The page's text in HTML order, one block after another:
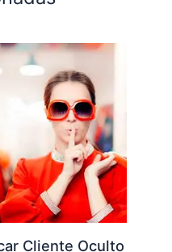
Cliente Oculto